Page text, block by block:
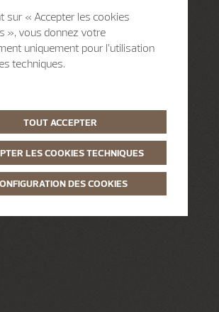
sur « Accepter les cookies
», vous donnez votre
uniquement pour l’utilisation
techniques.
TOUT ACCEPTER
LES COOKIES TECHNIQUES
DES COOKIES